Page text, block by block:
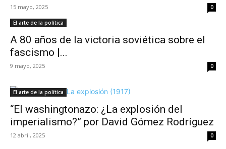
15 mayo, 2025 0
El arte de la política
A 80 años de la victoria soviética sobre el
fascismo |...
9 mayo, 2025 0
El arte de la política
“El washingtonazo: ¿La explosión del
imperialismo?” por David Gómez Rodríguez
12 abril, 2025 0